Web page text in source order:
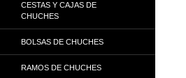
CESTAS Y CAJAS DE
CHUCHES
BOLSAS DE CHUCHES
RAMOS DE CHUCHES